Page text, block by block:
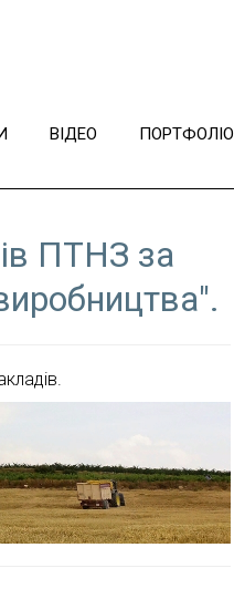
ВІДЕО ПОРТФОЛІО
робота
ПТНЗ за